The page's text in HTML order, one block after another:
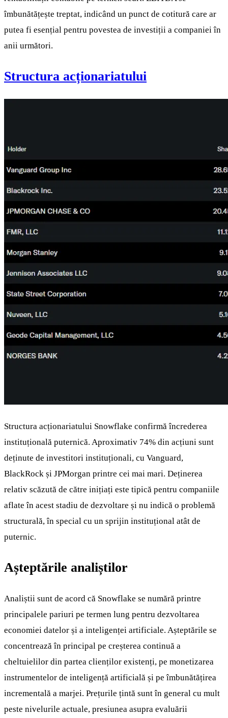
îmbunătățește treptat, indicând un punct de cotitură care ar
putea fi esențial pentru povestea de investiții a companiei în
anii următori.
Structura acționariatului
Structura acționariatului Snowflake confirmă încrederea
instituțională puternică. Aproximativ 74% din acțiuni sunt
deținute de investitori instituționali, cu Vanguard,
BlackRock și JPMorgan printre cei mai mari. Deținerea
relativ scăzută de către inițiați este tipică pentru companiile
aflate în acest stadiu de dezvoltare și nu indică o problemă
structurală, în special cu un sprijin instituțional atât de
puternic.
Așteptările analiștilor
Analiștii sunt de acord că Snowflake se numără printre
principalele pariuri pe termen lung pentru dezvoltarea
economiei datelor și a inteligenței artificiale. Așteptările se
concentrează în principal pe creșterea continuă a
cheltuielilor din partea clienților existenți, pe monetizarea
instrumentelor de inteligență artificială și pe îmbunătățirea
incrementală a marjei. Prețurile țintă sunt în general cu mult
peste nivelurile actuale, presiunea asupra evaluării